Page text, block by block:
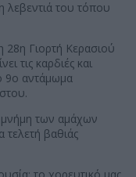
λεβεντιά του τόπου
28η Γιορτή Κερασιού
τις καρδιές και
9ο αντάμωμα
μνήμη των αμάχων
τελετή βαθιάς